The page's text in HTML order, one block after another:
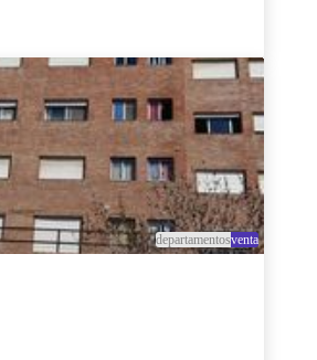
departamentosventa